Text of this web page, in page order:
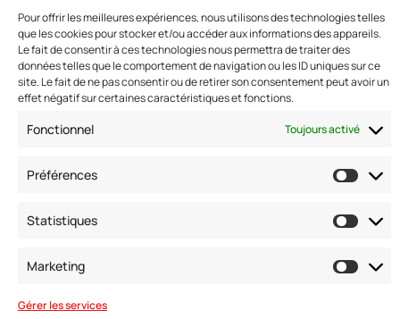
Pour offrir les meilleures expériences, nous utilisons des technologies telles
que les cookies pour stocker et/ou accéder aux informations des appareils.
Le fait de consentir à ces technologies nous permettra de traiter des
données telles que le comportement de navigation ou les ID uniques sur ce
site. Le fait de ne pas consentir ou de retirer son consentement peut avoir un
effet négatif sur certaines caractéristiques et fonctions.
Fonctionnel Toujours activé
Préférences
Statistiques
Marketing
Gérer les services
Nous contacter
Adresse: 42 avenue de la Grande Armée 75017 PARIS
Standard :01 47 42 76 60
Nous suivre